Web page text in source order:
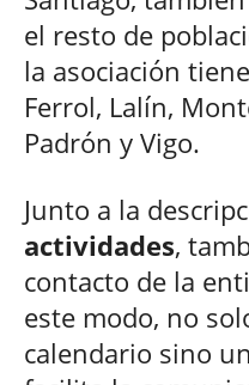
el resto de
la asociación
Ferrol, Lalín,
Padrón y Vigo.
Junto a la
actividades,
contacto de la
este modo, no
calendario sino